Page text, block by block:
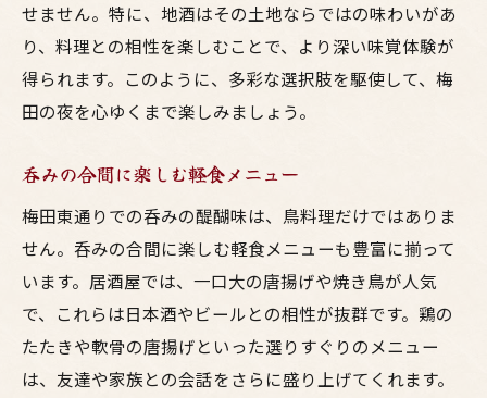
せません。特に、地酒はその土地ならではの味わいがあ
り、料理との相性を楽しむことで、より深い味覚体験が
得られます。このように、多彩な選択肢を駆使して、梅
田の夜を心ゆくまで楽しみましょう。
呑みの合間に楽しむ軽食メニュー
梅田東通りでの呑みの醍醐味は、鳥料理だけではありま
せん。呑みの合間に楽しむ軽食メニューも豊富に揃って
います。居酒屋では、一口大の唐揚げや焼き鳥が人気
で、これらは日本酒やビールとの相性が抜群です。鶏の
たたきや軟骨の唐揚げといった選りすぐりのメニュー
は、友達や家族との会話をさらに盛り上げてくれます。